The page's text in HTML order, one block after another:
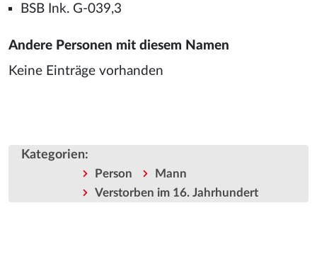
BSB Ink. G-039,3
Andere Personen mit diesem Namen
Keine Einträge vorhanden
Kategorien:
Person
Mann
Verstorben im 16. Jahrhundert